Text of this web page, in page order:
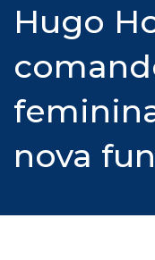
Hugo
nova